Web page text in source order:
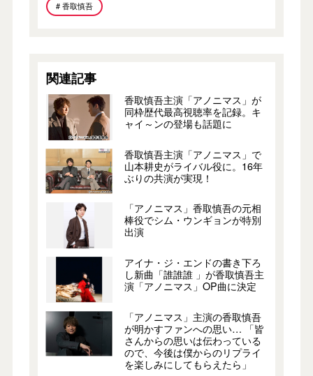
# 香取慎吾
関連記事
香取慎吾主演「アノニマス」が
同枠歴代最高視聴率を記録。キ
ャイ～ンの登場も話題に
香取慎吾主演「アノニマス」で
山本耕史がライバル役に。16年
ぶりの共演が実現！
「アノニマス」香取慎吾の元相
棒役でシム・ウンギョンが特別
出演
アイナ・ジ・エンドの書き下ろ
し新曲「誰誰誰 」が香取慎吾主
演「アノニマス」OP曲に決定
「アノニマス」主演の香取慎吾
が明かすファンへの思い… 「皆
さんからの思いは伝わっている
ので、今後は僕からのリプライ
を楽しみにしてもらえたら」